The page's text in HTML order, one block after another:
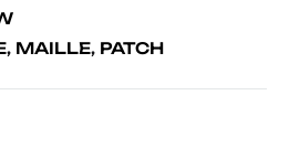
, MAILLE, PATCH